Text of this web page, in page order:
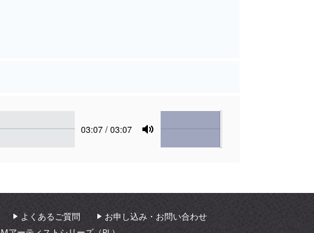
Current
03:07 / 03:07
Mute
Volume
よくあるご質問
お申し込み・お問い合わせ